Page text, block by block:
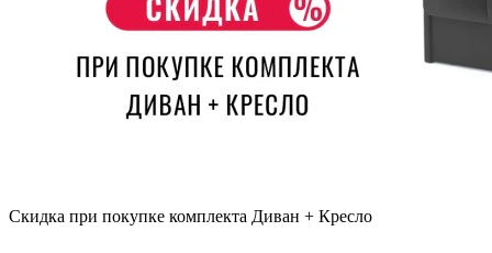
Скидка при покупке комплекта Диван + Кресло